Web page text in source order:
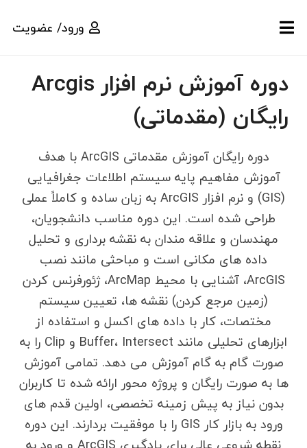
ورود/ عضویت
دوره آموزش نرم افزار Arcgis
رایگان (مقدماتی)
دوره رایگان آموزش مقدماتی ArcGIS با هدف
آموزش مفاهیم پایه سیستم اطلاعات جغرافیایی
(GIS) و نرم افزار ArcGIS به زبان ساده و کاملاً عملی
طراحی شده است. این دوره مناسب دانشجویان،
مهندسان و علاقه مندان به نقشه برداری و تحلیل
داده های مکانی است و مباحثی مانند نصب
ArcGIS، آشنایی با محیط ArcMap، ژئورفرنس کردن
(زمین مرجع کردن) نقشه ها، تعیین سیستم
مختصات، کار با داده های اکسل و استفاده از
ابزارهای تحلیلی مانند Buffer، Intersect و Clip را به
صورت گام به گام آموزش می دهد. تمامی آموزش
ها به صورت رایگان و پروژه محور ارائه شده تا کاربران
بدون نیاز به پیش زمینه تخصصی، اولین قدم های
ورود به بازار کار GIS را با موفقیت بردارند. این دوره